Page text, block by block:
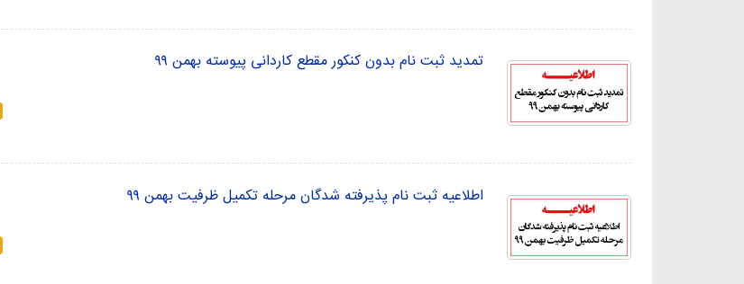
تمدید ثبت نام بدون کنکور مقطع کاردانی پیوسته بهمن ۹۹
اطلاعیه ثبت نام پذیرفته شدگان مرحله تکمیل ظرفیت بهمن ۹۹